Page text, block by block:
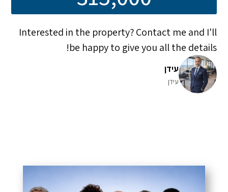
Interested in the property? Contact me and I'll
be happy to give you all the details!
עידן
עידן